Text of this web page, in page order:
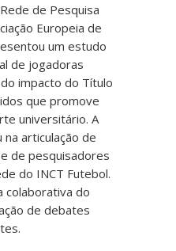
de Pesquisa
Europeia de
um estudo
de jogadoras
impacto do Título
que promove
universitário. A
articulação de
de pesquisadores
do INCT Futebol.
colaborativa do
de debates